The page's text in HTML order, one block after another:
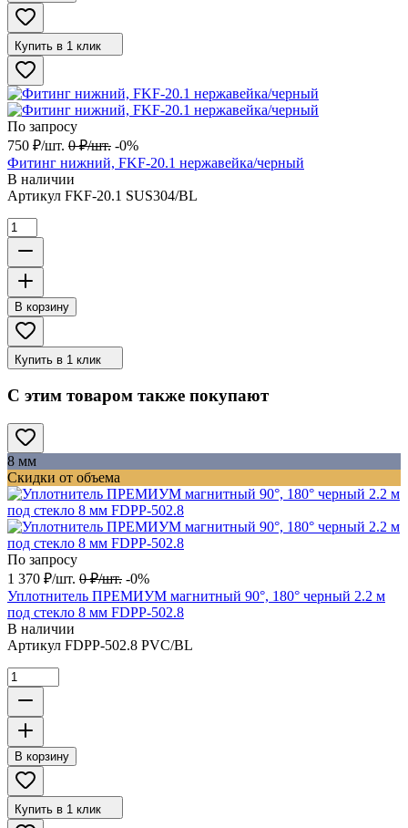
Купить в 1 клик
По запросу
750 ₽/шт. 0 ₽/шт. -0%
Фитинг нижний, FKF-20.1 нержавейка/черный
В наличии
Артикул FKF-20.1 SUS304/BL
В корзину
Купить в 1 клик
С этим товаром также покупают
8 мм
Скидки от объема
По запросу
1 370 ₽/шт. 0 ₽/шт. -0%
Уплотнитель ПРЕМИУМ магнитный 90°, 180° черный 2.2 м
под стекло 8 мм FDPP-502.8
В наличии
Артикул FDPP-502.8 PVC/BL
В корзину
Купить в 1 клик